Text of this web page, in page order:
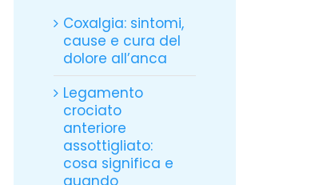
Coxalgia: sintomi,
cause e cura del
dolore all’anca
Legamento
crociato
anteriore
assottigliato:
cosa significa e
quando